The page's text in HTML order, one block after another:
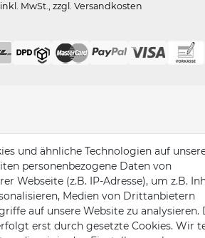
MwSt., zzgl. Versandkosten
und ähnliche Technologien auf
personenbezogene Daten von
Webseite (z.B. IP-Adresse), um z.B.
Medien von Drittanbietern
auf unsere Website zu analysieren.
erst durch gesetzte Cookies. Wir